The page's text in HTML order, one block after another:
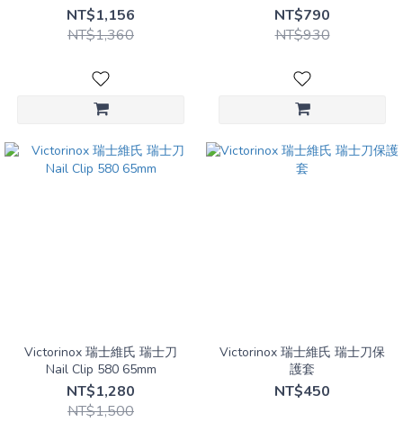
NT$1,156
NT$1,360
NT$790
NT$930
Victorinox 瑞士維氏 瑞士刀
Nail Clip 580 65mm
NT$1,280
NT$1,500
Victorinox 瑞士維氏 瑞士刀保
護套
NT$450